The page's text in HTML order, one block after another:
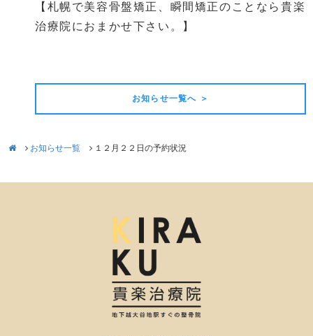
【札幌で美容骨盤矯正、瞬間矯正のことなら貴楽
治療院におまかせ下さい。】
お知らせ一覧へ ＞
お知らせ一覧 １２月２２日の予約状況